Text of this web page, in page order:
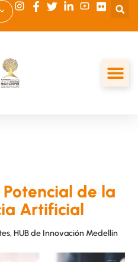
de la
Artificial
,HUB de Innovación Medellín